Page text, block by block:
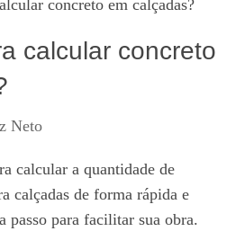
calcular concreto
Neto
calcular a quantidade de
calçadas de forma rápida e
passo para facilitar sua obra.